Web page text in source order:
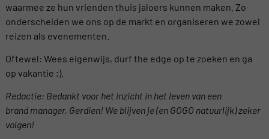
waarmee ze hun vrienden thuis jaloers kunnen maken. Zo
onderscheiden we ons op de markt en organiseren we zowel
reizen als evenementen.
Oftewel: Wees eigenwijs, durf the edge op te zoeken en ga
op vakantie ;).
Redactie: Bedankt voor het inzicht in het leven van een
brand manager, Gerdien! We blijven je (en GOGO natuurlijk) zeker
volgen!